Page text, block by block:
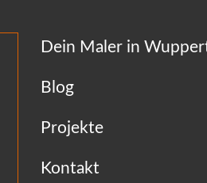
Dein Maler in
Blog
Projekte
Kontakt